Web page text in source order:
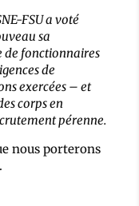
FSU a voté
sa
de fonctionnaires
de
exercées – et
corps en
pérenne.
nous porterons